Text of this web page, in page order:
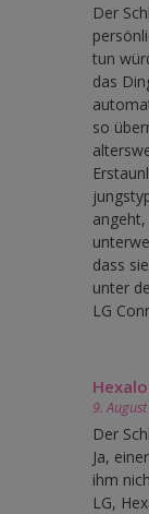
Der
tun
das
so
dass
unter
LG
9.
Der
Ja,
ihm
LG,